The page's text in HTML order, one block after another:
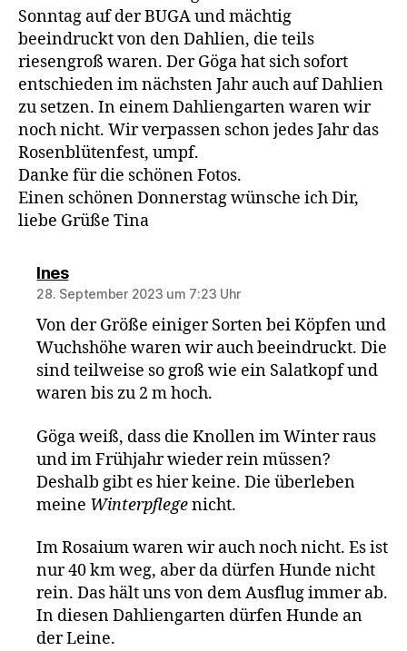
Sonntag auf der BUGA und mächtig
beeindruckt von den Dahlien, die teils
riesengroß waren. Der Göga hat sich sofort
entschieden im nächsten Jahr auch auf Dahlien
zu setzen. In einem Dahliengarten waren wir
noch nicht. Wir verpassen schon jedes Jahr das
Rosenblütenfest, umpf.
Danke für die schönen Fotos.
Einen schönen Donnerstag wünsche ich Dir,
liebe Grüße Tina
Inessagt:
28. September 2023 um 7:23 Uhr
Von der Größe einiger Sorten bei Köpfen und
Wuchshöhe waren wir auch beeindruckt. Die
sind teilweise so groß wie ein Salatkopf und
waren bis zu 2 m hoch.
Göga weiß, dass die Knollen im Winter raus
und im Frühjahr wieder rein müssen?
Deshalb gibt es hier keine. Die überleben
meine Winterpflegenicht.
Im Rosaium waren wir auch noch nicht. Es ist
nur 40 km weg, aber da dürfen Hunde nicht
rein. Das hält uns von dem Ausflug immer ab.
In diesen Dahliengarten dürfen Hunde an
der Leine.